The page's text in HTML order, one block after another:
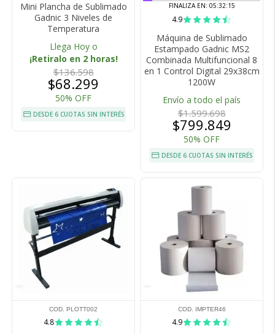
Mini Plancha de Sublimado
Gadnic 3 Niveles de
Temperatura
Llega Hoy o
¡Retiralo en 2 horas!
$136.598
$68.299
50% OFF
DESDE 6 CUOTAS SIN INTERÉS
FINALIZA EN: 05:32:15
4.9
Máquina de Sublimado
Estampado Gadnic MS2
Combinada Multifuncional 8
en 1 Control Digital 29x38cm
1200W
Envío a todo el país
$1.599.698
$799.849
50% OFF
DESDE 6 CUOTAS SIN INTERÉS
COD. PLOTT002
4.8
COD. IMPTER46
4.9